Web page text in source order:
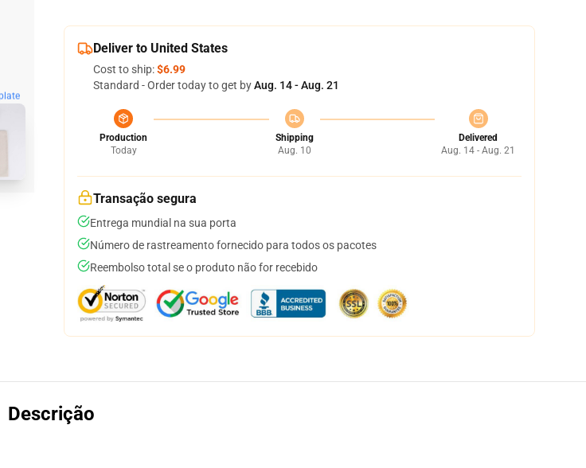
Deliver to United States
Cost to ship:$6.99
Standard - Order today to get byAug. 14 - Aug. 21
Production
Today
Shipping
Aug. 10
Delivered
Aug. 14 - Aug. 21
Transação segura
Entrega mundial na sua porta
Número de rastreamento fornecido para todos os pacotes
Reembolso total se o produto não for recebido
Descrição